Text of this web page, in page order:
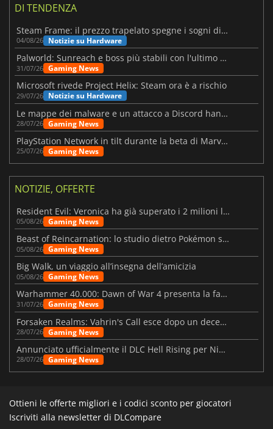
DI TENDENZA
Steam Frame: il prezzo trapelato spegne i sogni di un VR economico
04/08/26 Notizie su Hardware
Palworld: Sunreach e boss più stabili con l'ultimo update
31/07/26 Gaming News
Microsoft rivede Project Helix: Steam ora è a rischio
29/07/26 Notizie su Hardware
Le mappe dei malware e un attacco a Discord hanno colpito Meccha Chameleon
28/07/26 Gaming News
PlayStation Network in tilt durante la beta di Marvel Tōkon
25/07/26 Gaming News
NOTIZIE, OFFERTE
Resident Evil: Veronica ha già superato i 2 milioni liste dei desideri
05/08/26 Gaming News
Beast of Reincarnation: lo studio dietro Pokémon su una nuova strada
05/08/26 Gaming News
Big Walk, un viaggio all’insegna dell’amicizia
05/08/26 Gaming News
Warhammer 40.000: Dawn of War 4 presenta la fazione dei Necron
31/07/26 Gaming News
Forsaken Realms: Vahrin's Call esce dopo un decennio di sviluppo
28/07/26 Gaming News
Annunciato ufficialmente il DLC Hell Rising per Nioh 3
28/07/26 Gaming News
Ottieni le offerte migliori e i codici sconto per giocatori
Iscriviti alla newsletter di DLCompare